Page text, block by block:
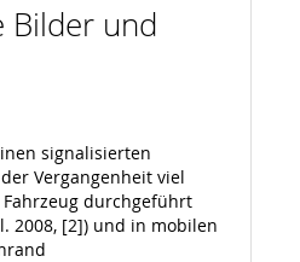
Bilder und
signalisierten
Vergangenheit viel
durchgeführt
2008, [2]) und in mobilen